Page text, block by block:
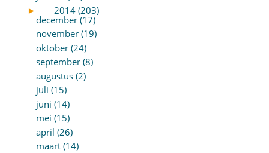
►
2014 (203)
december (17)
november (19)
oktober (24)
september (8)
augustus (2)
juli (15)
juni (14)
mei (15)
april (26)
maart (14)